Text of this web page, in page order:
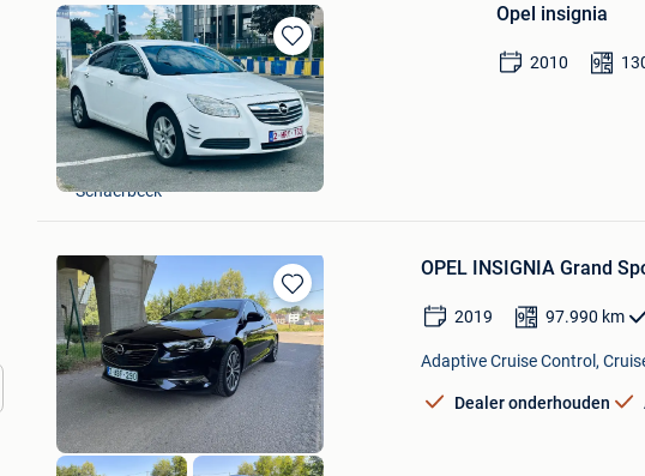
Bewaren
in
Mijn
Favorieten
Opel insignia
2010
Abdo Alsheikhali
Schaerbeek
Bewaren
in
Mijn
Favorieten
OPEL INSIGNIA Grand
2019 97.990 km
Adaptive Cruise Control,
Dealer onderhouden